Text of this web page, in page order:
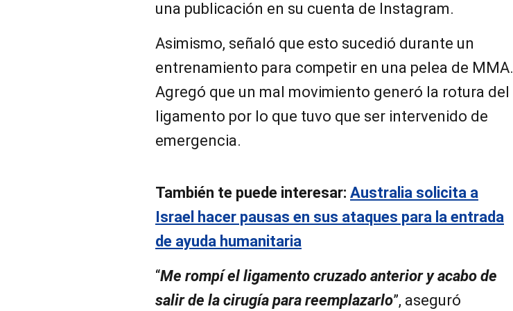
una publicación en su cuenta de Instagram.
Asimismo, señaló que esto sucedió durante un
entrenamiento para competir en una pelea de MMA.
Agregó que un mal movimiento generó la rotura del
ligamento por lo que tuvo que ser intervenido de
emergencia.
También te puede interesar: Australia solicita a
Israel hacer pausas en sus ataques para la entrada
de ayuda humanitaria
“Me rompí el ligamento cruzado anterior y acabo de
salir de la cirugía para reemplazarlo”, aseguró